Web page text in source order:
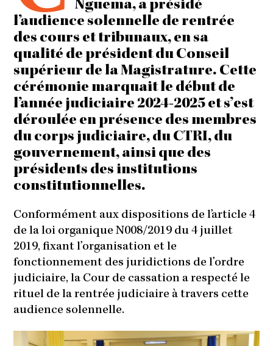
Nguema, a présidé
l’audience solennelle de rentrée
des cours et tribunaux, en sa
qualité de président du Conseil
supérieur de la Magistrature. Cette
cérémonie marquait le début de
l’année judiciaire 2024-2025 et s’est
déroulée en présence des membres
du corps judiciaire, du CTRI, du
gouvernement, ainsi que des
présidents des institutions
constitutionnelles.
Conformément aux dispositions de l’article 4
de la loi organique N008/2019 du 4 juillet
2019, fixant l’organisation et le
fonctionnement des juridictions de l’ordre
judiciaire, la Cour de cassation a respecté le
rituel de la rentrée judiciaire à travers cette
audience solennelle.